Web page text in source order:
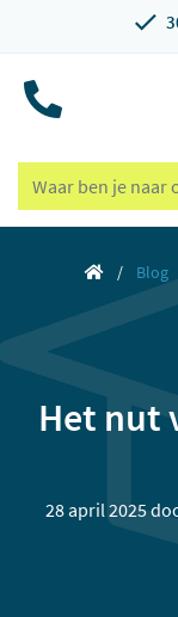
Blog
Het nut
28 april 2025